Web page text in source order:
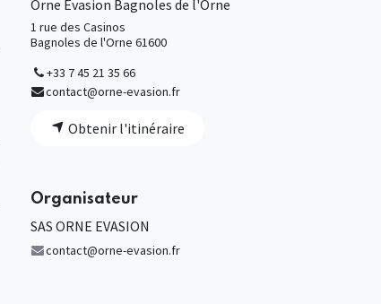
Orne Évasion Bagnoles de l'Orne
1 rue des Casinos
Bagnoles de l'Orne 61600
+33 7 45 21 35 66
contact@orne-evasion.fr
Obtenir l'itinéraire
Organisateur
SAS ORNE EVASION
contact@orne-evasion.fr